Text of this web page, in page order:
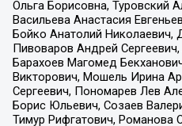
Ольга Борисовна, Туровский
Васильева Анастасия
Бойко Анатолий Николаевич,
Пивоваров Андрей
Барахоев Магомед
Викторович, Мошель Ирина
Сергеевич, Пономарев Лев
Борис Юльевич, Созаев
Тимур Рифгатович, Романова